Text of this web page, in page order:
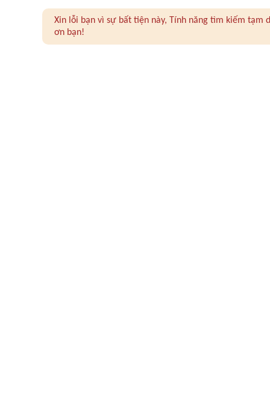
Xin lỗi bạn vì sự bất tiện này, Tính năng tìm kiếm
ơn bạn!